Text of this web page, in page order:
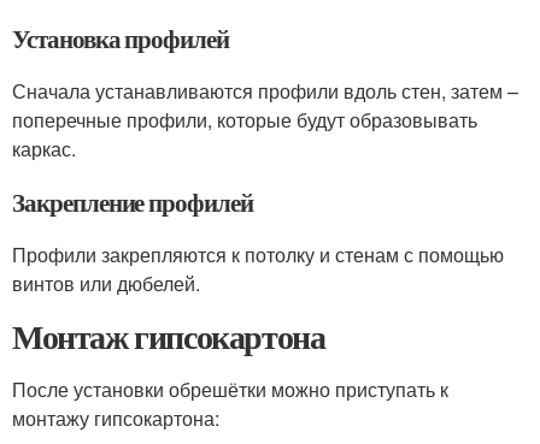
Установка профилей
Сначала устанавливаются профили вдоль стен, затем –
поперечные профили, которые будут образовывать
каркас.
Закрепление профилей
Профили закрепляются к потолку и стенам с помощью
винтов или дюбелей.
Монтаж гипсокартона
После установки обрешётки можно приступать к
монтажу гипсокартона: